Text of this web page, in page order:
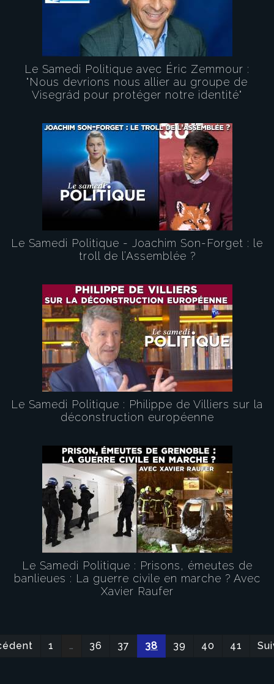
Le Samedi Politique avec Éric Zemmour :
"Nous devrions nous allier au groupe de
Visegrád pour protéger notre identité"
Le Samedi Politique - Joachim Son-Forget : le
troll de l’Assemblée ?
Le Samedi Politique : Philippe de Villiers sur la
déconstruction européenne
Le Samedi Politique : Prisons, émeutes de
banlieues : La guerre civile en marche ? Avec
Xavier Raufer
1 … 36 37 38 39 40 41